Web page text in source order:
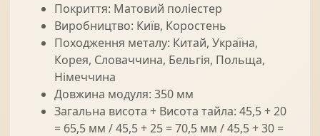
Покриття: Матовий поліестер
Виробництво: Київ, Коростень
Походження металу: Китай, Україна,
Корея, Словаччина, Бельгія, Польща,
Німеччина
Довжина модуля: 350 мм
Загальна висота + Висота тайла: 45,5 + 20
= 65,5 мм / 45,5 + 25 = 70,5 мм / 45,5 + 30 =